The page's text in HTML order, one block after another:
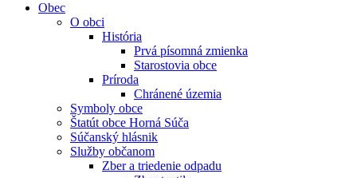
Obec
O obci
História
Prvá písomná zmienka
Starostovia obce
Príroda
Chránené územia
Symboly obce
Štatút obce Horná Súča
Súčanský hlásnik
Služby občanom
Zber a triedenie odpadu